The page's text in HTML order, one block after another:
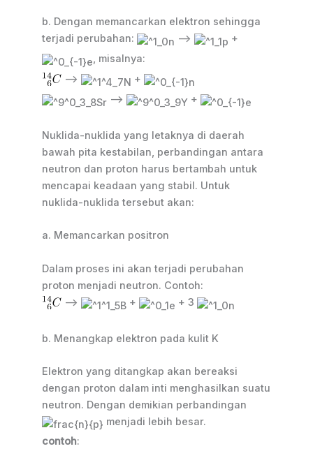
b. Dengan memancarkan elektron sehingga
terjadi perubahan:
–>
+
, misalnya:
–>
+
–>
+
Nuklida-nuklida yang letaknya di daerah
bawah pita kestabilan, perbandingan antara
neutron dan proton harus bertambah untuk
mencapai keadaan yang stabil. Untuk
nuklida-nuklida tersebut akan:
a. Memancarkan positron
Dalam proses ini akan terjadi perubahan
proton menjadi neutron. Contoh:
—>
+ + 3
b. Menangkap elektron pada kulit K
Elektron yang ditangkap akan bereaksi
dengan proton dalam inti menghasilkan suatu
neutron. Dengan demikian perbandingan
menjadi lebih besar.
contoh: